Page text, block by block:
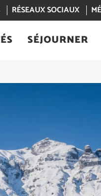
RÉSEAUX SOCIAUX
SÉJOURNER